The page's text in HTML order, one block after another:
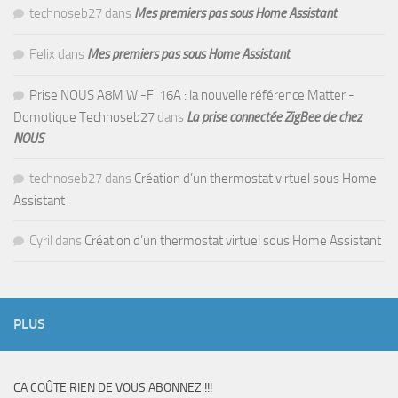
technoseb27 dans Mes premiers pas sous Home Assistant
Felix dans Mes premiers pas sous Home Assistant
Prise NOUS A8M Wi-Fi 16A : la nouvelle référence Matter -
Domotique Technoseb27 dans La prise connectée ZigBee de chez
NOUS
technoseb27 dans Création d’un thermostat virtuel sous Home
Assistant
Cyril dans Création d’un thermostat virtuel sous Home Assistant
PLUS
CA COÛTE RIEN DE VOUS ABONNEZ !!!